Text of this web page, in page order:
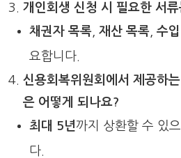
개인회생 신청 시 필요한 서
채권자 목록 재산 목록 수
요합니다.
신용회복위원회에서 제공하
은 어떻게 되나요?
최대 5년까지 상환할 수 있
다.